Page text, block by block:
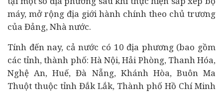
máy, mở rộng địa giới hành chính theo chủ trương
của Đảng, Nhà nước.
Tính đến nay, cả nước có 10 địa phương (bao gồm
các tỉnh, thành phố: Hà Nội, Hải Phòng, Thanh Hóa,
Nghệ An, Huế, Đà Nẵng, Khánh Hòa, Buôn Ma
Thuột thuộc tỉnh Đắk Lắk, Thành phố Hồ Chí Minh